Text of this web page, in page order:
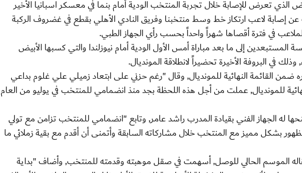
الذي تعرض للإصابة خلال تجربة المنتخب الودية أمام بنما في معسكر اسبانيا الأخير
إصابة لاعب ارتكاز خط وسط منتخبنا وفريق النادي الأهلي بقطع في غضروف الركبة
في فترة أقصاها شهراً واحداً بحسب رأي الجهاز الطبي.
المستبعدين إلى ما بعد مباراة أمس الأول الودية أمام نيوزلندا والتي كسبها الأبيض
البروفة الأخيرة تحضيراً لانطلاقة المونديال.
ضمن القائمة النهائية للمونديال, وقال "رغم حزني على ابتعاد زميلي علي غلوم بداعي
للمونديال, عملت من أجل هذه اللحظة بجد منذ انضمامي للمنتخب في يوليو من العام
له الجهاز الفني بقيادة المدرب راشد عامر, وتابع "انضمامي للمنتخب تزامن مع تولي
بشكل مميز مع المنتخب خلال مشاركاته السابقة وأتمنى أن أقدم مع بقية زملائي ما
الموسم الحالي للوصل, أسهمت في صقل موهبته وقدمته للمنتخب, وأضاف "بداية